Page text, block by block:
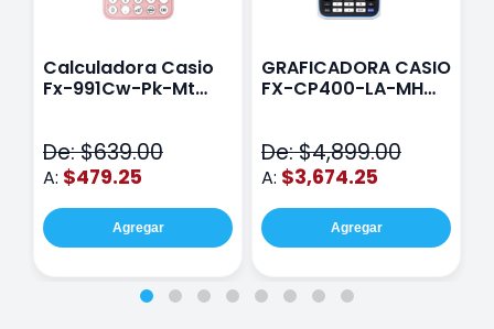
Calculadora Casio
Fx-991Cw-Pk-Mt
De: $639.00
A: $479.25
Agregar
GRAFICADORA CASIO
FX-CP400-LA-MH
De: $4,899.00
A: $3,674.25
Agregar